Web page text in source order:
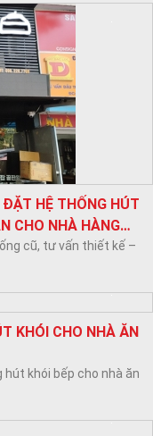
HỆ THỐNG HÚT
BBQ
được phổ biến trong
PHÊ AN
với tất cả mọi người,